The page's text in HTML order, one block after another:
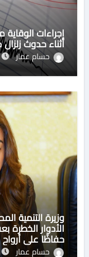
إجراءات
أثناء حدوث
حسام عمار
وزيرة التنمية
الأدوار
حفاظًا على أرواح
حسام عمار